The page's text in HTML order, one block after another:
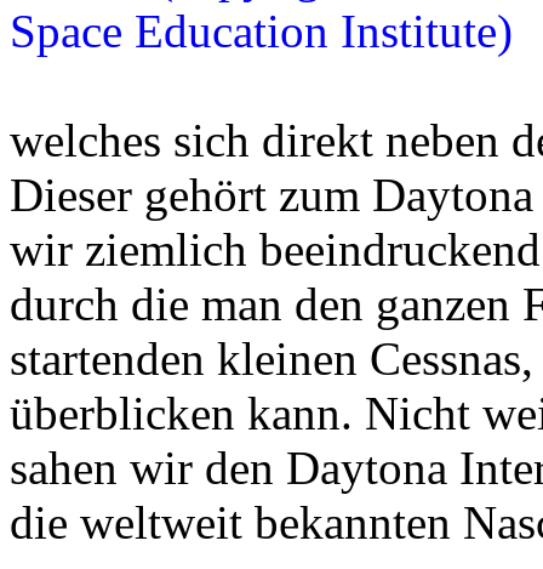
welches sich direkt neben
Dieser gehört zum
wir ziemlich
durch die man den ganzen
startenden kleinen
überblicken kann. Nicht
sahen wir den Daytona
die weltweit bekannten